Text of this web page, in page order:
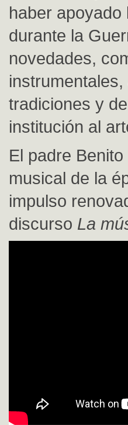
haber
durante la
novedades,
tradiciones y
institución al
El padre
musical de la
impulso
discurso La